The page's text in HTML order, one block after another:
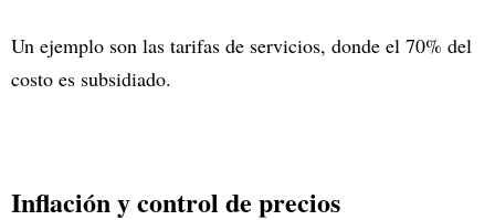
Un ejemplo son las tarifas de servicios, donde el 70% del
costo es subsidiado.
Inflación y control de precios